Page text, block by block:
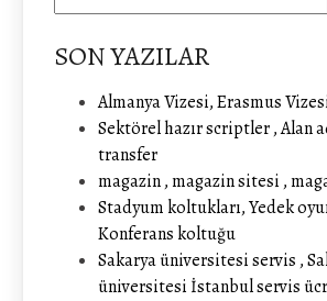
SON YAZILAR
Almanya Vizesi, Erasmus
Sektörel hazır scriptler , Alan
transfer
magazin , magazin sitesi ,
Stadyum koltukları, Yedek
Konferans koltuğu
Sakarya üniversitesi servis ,
üniversitesi İstanbul servis